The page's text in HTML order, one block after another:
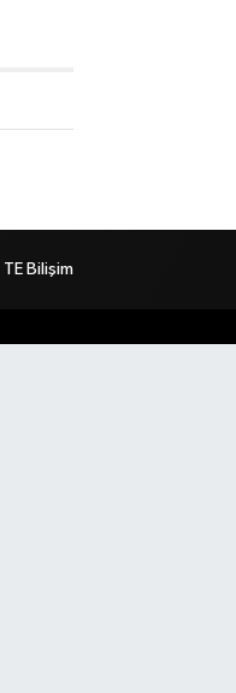
TE Bilişim